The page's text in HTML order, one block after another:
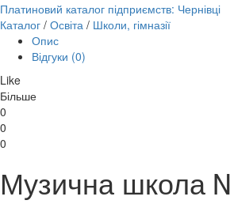
Платиновий каталог підприємств: Чернівці
Каталог / Освіта / Школи, гімназії
Опис
Відгуки (0)
Like
Більше
0
0
0
Музична школа